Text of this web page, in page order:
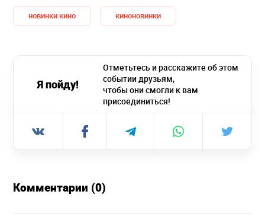
новинки кино киноновинки
Я пойду!
Отметьтесь и расскажите об этом
событии друзьям,
чтобы они смогли к вам
присоединиться!
Комментарии (0)